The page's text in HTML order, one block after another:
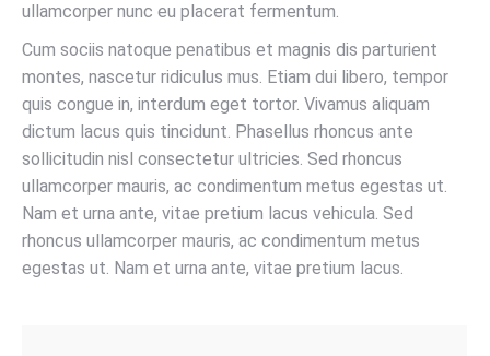
ullamcorper nunc eu placerat fermentum.
Cum sociis natoque penatibus et magnis dis parturient
montes, nascetur ridiculus mus. Etiam dui libero, tempor
quis congue in, interdum eget tortor. Vivamus aliquam
dictum lacus quis tincidunt. Phasellus rhoncus ante
sollicitudin nisl consectetur ultricies. Sed rhoncus
ullamcorper mauris, ac condimentum metus egestas ut.
Nam et urna ante, vitae pretium lacus vehicula. Sed
rhoncus ullamcorper mauris, ac condimentum metus
egestas ut. Nam et urna ante, vitae pretium lacus.